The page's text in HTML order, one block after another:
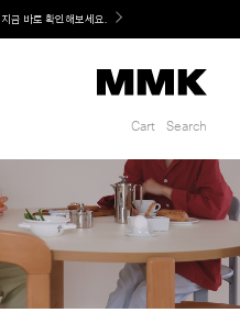
금 바로 확인해보세요.
Cart Search